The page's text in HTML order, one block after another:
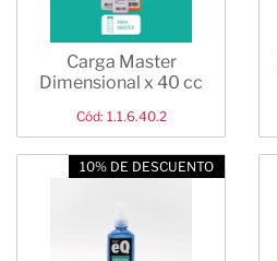
Carga Master
Dimensional x 40 cc
Cód: 1.1.6.40.2
10% DE DESCUENTO